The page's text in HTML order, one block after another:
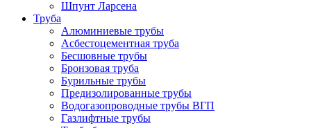
Шпунт Ларсена
Труба
Алюминиевые трубы
Асбестоцементная труба
Бесшовные трубы
Бронзовая труба
Бурильные трубы
Предизолированные трубы
Водогазопроводные трубы ВГП
Газлифтные трубы